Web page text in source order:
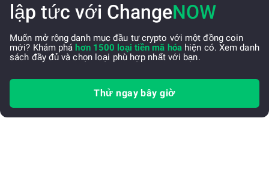
lập tức với ChangeNOW
Muốn mở rộng danh mục đầu tư crypto với một đồng coin
mới? Khám pháhơn 1500 loại tiền mã hóahiện có. Xem danh
sách đầy đủ và chọn loại phù hợp nhất với bạn.
Thử ngay bây giờ